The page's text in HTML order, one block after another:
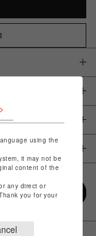
using the
it may not be
content of the
any direct or
you for your